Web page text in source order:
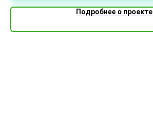
Подробнее о проекте